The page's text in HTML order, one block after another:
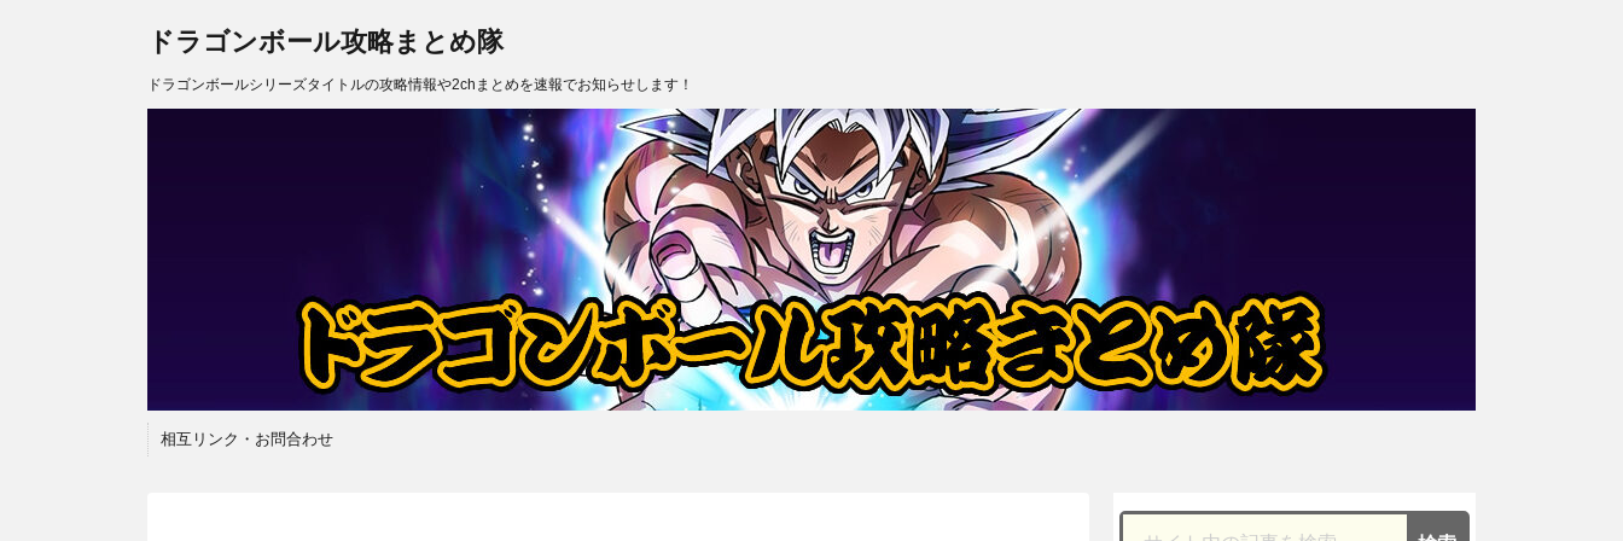
ドラゴンボール攻略まとめ隊
ドラゴンボールシリーズタイトルの攻略情報や2chまとめを速報でお知らせします！
相互リンク・お問合わせ